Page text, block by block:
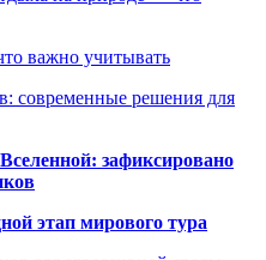
важно учитывать
современные решения для
зафиксировано
этап мирового тура